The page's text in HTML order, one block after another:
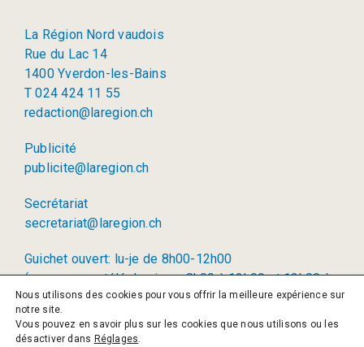
La Région Nord vaudois
Rue du Lac 14
1400 Yverdon-les-Bains
T 024 424 11 55
redaction@laregion.ch
Publicité
publicite@laregion.ch
Secrétariat
secretariat@laregion.ch
Guichet ouvert: lu-je de 8h00-12h00
(permanence téléphonique: 8h00 à 12h00 et 13h00 à
17h00)
© 2026 La Région SA
Nous utilisons des cookies pour vous offrir la meilleure expérience sur
notre site.
Vous pouvez en savoir plus sur les cookies que nous utilisons ou les
désactiver dans Réglages.